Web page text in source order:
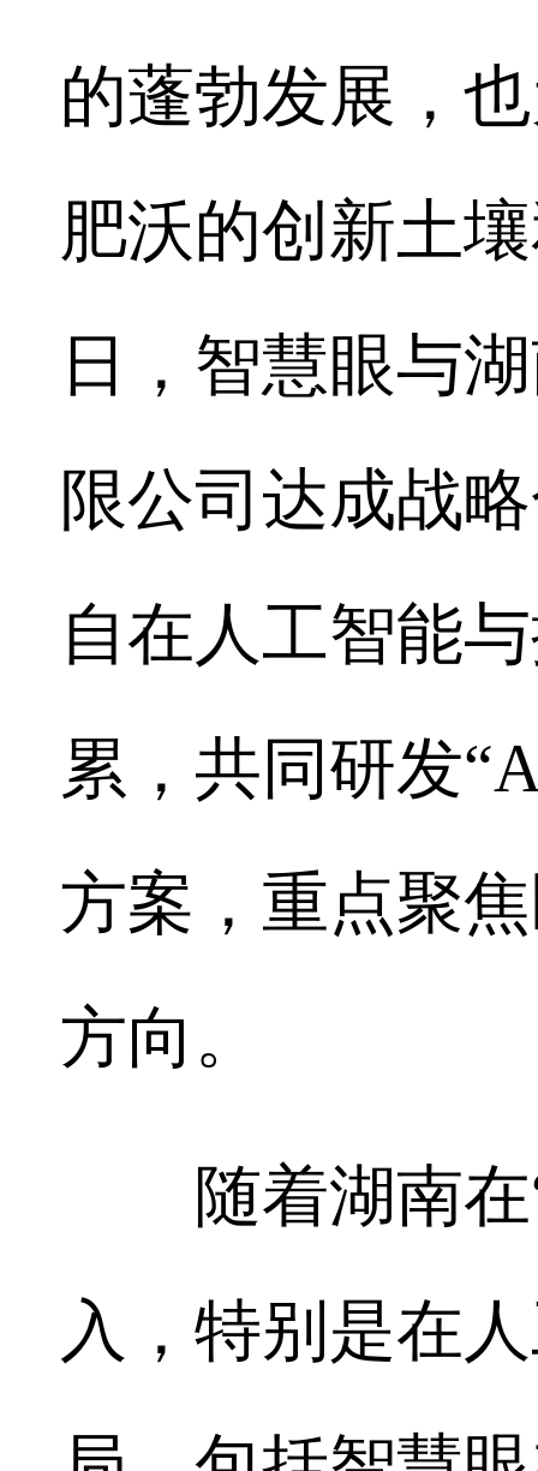
的蓬勃发展，
肥沃的创新土
日，智慧眼与
限公司达成战
自在人工智能
累，共同研发
方案，重点聚
方向。
随着湖南在“
入，特别是在